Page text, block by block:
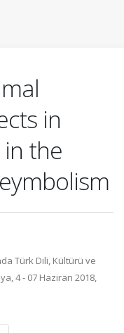
in
the
Türk Dili, Kültürü ve
4 - 07 Haziran 2018,